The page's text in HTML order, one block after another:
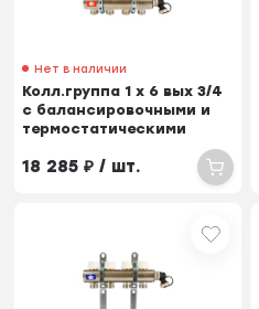
Нет в наличии
Колл.группа 1 х 6 вых 3/4
с балансировочными и
термостатическими
18 285₽ / шт.